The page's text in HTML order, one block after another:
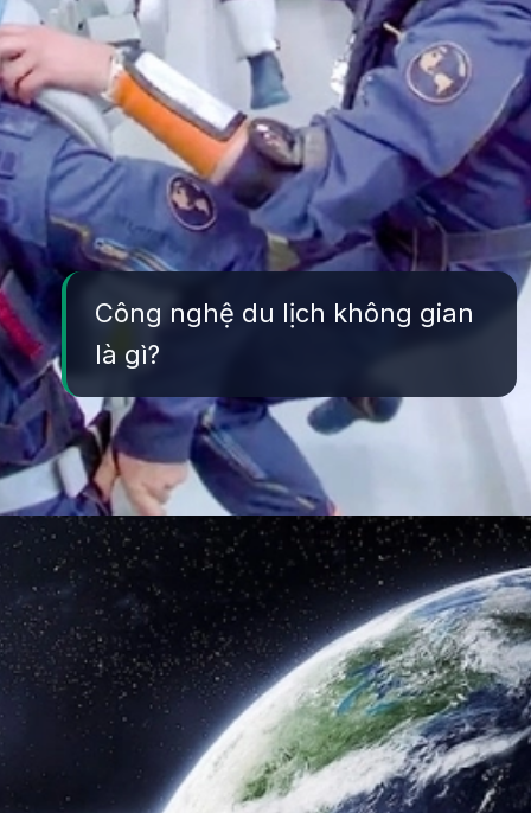
Công nghệ du lịch không gian
là gì?
Đang mở